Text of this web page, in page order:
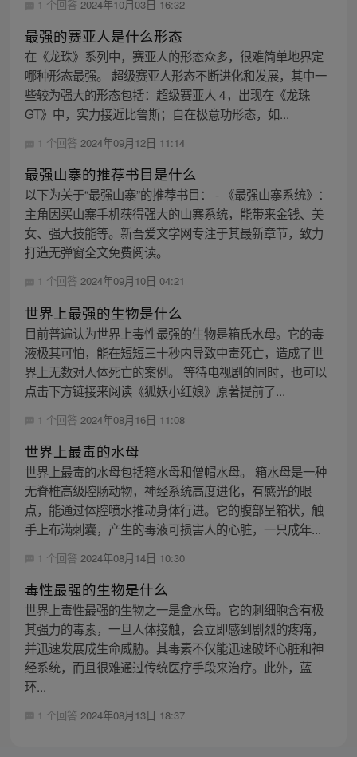
1 个回答 2024年10月03日 16:32
最强的赛亚人是什么形态
在《龙珠》系列中，赛亚人的形态众多，很难简单地界定
哪种形态最强。 超级赛亚人形态不断进化和发展，其中一
些较为强大的形态包括：超级赛亚人 4，出现在《龙珠
GT》中，实力接近比鲁斯；自在极意功形态，如...
1 个回答 2024年09月12日 11:14
最强山寨的推荐书目是什么
以下为关于“最强山寨”的推荐书目： - 《最强山寨系统》：
主角因买山寨手机获得强大的山寨系统，能带来金钱、美
女、强大技能等。新吾爱文学网专注于其最新章节，致力
打造无弹窗全文免费阅读。
1 个回答 2024年09月10日 04:21
世界上最强的生物是什么
目前普遍认为世界上毒性最强的生物是箱氏水母。它的毒
液极其可怕，能在短短三十秒内导致中毒死亡，造成了世
界上无数对人体死亡的案例。 等待电视剧的同时，也可以
点击下方链接来阅读《狐妖小红娘》原著提前了...
1 个回答 2024年08月16日 11:08
世界上最毒的水母
世界上最毒的水母包括箱水母和僧帽水母。 箱水母是一种
无脊椎高级腔肠动物，神经系统高度进化，有感光的眼
点，能通过体腔喷水推动身体行进。它的腹部呈箱状，触
手上布满刺囊，产生的毒液可损害人的心脏，一只成年...
1 个回答 2024年08月14日 10:30
毒性最强的生物是什么
世界上毒性最强的生物之一是盒水母。它的刺细胞含有极
其强力的毒素，一旦人体接触，会立即感到剧烈的疼痛，
并迅速发展成生命威胁。其毒素不仅能迅速破坏心脏和神
经系统，而且很难通过传统医疗手段来治疗。此外，蓝
环...
1 个回答 2024年08月13日 18:37